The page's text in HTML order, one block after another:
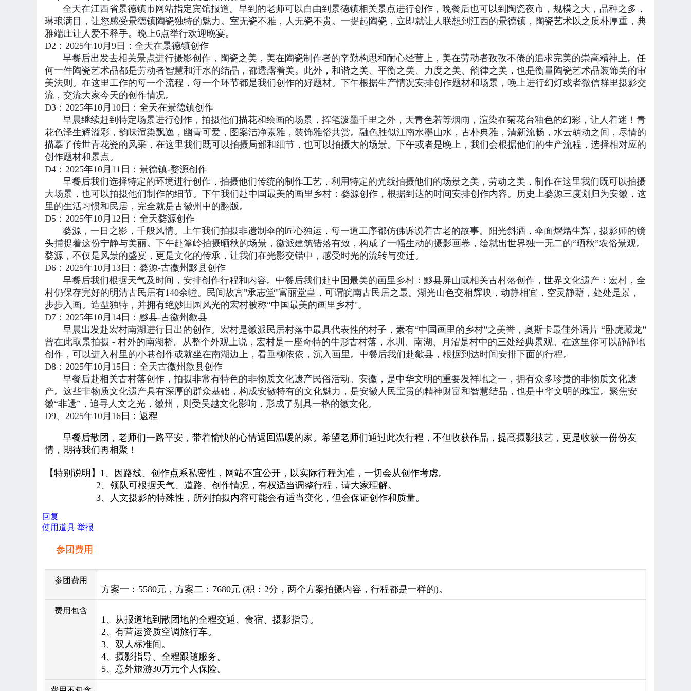
全天在江西省景德镇市网站指定宾馆报道。早到的老师可以自由到景德镇相关景点进行创作，晚餐后也可以到陶瓷夜市，规模之大，品种之多，
琳琅满目，让您感受景德镇陶瓷独特的魅力。室无瓷不雅，人无瓷不贵。一提起陶瓷，立即就让人联想到江西的景德镇，陶瓷艺术以之质朴厚重，典
雅端庄让人爱不释手。晚上6点举行欢迎晚宴。
D2：2025年10月9日：全天在景德镇创作
早餐后出发去相关景点进行摄影创作，陶瓷之美，美在陶瓷制作者的辛勤构思和耐心经营上，美在劳动者孜孜不倦的追求完美的崇高精神上。任
何一件陶瓷艺术品都是劳动者智慧和汗水的结晶，都透露着美。此外，和谐之美、平衡之美、力度之美、韵律之美，也是衡量陶瓷艺术品装饰美的审
美法则。在这里工作的每一个流程，每一个环节都是我们创作的好题材。下午根据生产情况安排创作题材和场景，晚上进行幻灯或者微信群里摄影交
流，交流大家今天的创作情况。
D3：2025年10月10日：全天在景德镇创作
早晨继续赶到特定场景进行创作，拍摄他们描花和绘画的场景，挥笔泼墨千里之外，天青色若等烟雨，渲染在菊花台釉色的幻彩，让人着迷！青
花色泽生辉溢彩，韵味渲染飘逸，幽青可爱，图案洁净素雅，装饰雅俗共赏。融色胜似江南水墨山水，古朴典雅，清新流畅，水云萌动之间，尽情的
描摹了传世青花瓷的风采，在这里我们既可以拍摄局部和细节，也可以拍摄大的场景。下午或者是晚上，我们会根据他们的生产流程，选择相对应的
创作题材和景点。
D4：2025年10月11日：景德镇-婺源创作
早餐后我们选择特定的环境进行创作，拍摄他们传统的制作工艺，利用特定的光线拍摄他们的场景之美，劳动之美，制作在这里我们既可以拍摄
大场景，也可以拍摄他们制作的细节。下午我们赴中国最美的画里乡村：婺源创作，根据到达的时间安排创作内容。历史上婺源三度划归为安徽，这
里的生活习惯和民居，完全就是古徽州中的翻版。
D5：2025年10月12日：全天婺源创作
婺源，一日之影，千般风情。上午我们拍摄非遗制伞的匠心独运，每一道工序都仿佛诉说着古老的故事。阳光斜洒，伞面熠熠生辉，摄影师的镜
头捕捉着这份宁静与美丽。下午赴篁岭拍摄晒秋的场景，徽派建筑错落有致，构成了一幅生动的摄影画卷，绘就出世界独一无二的“晒秋”农俗景观。
婺源，不仅是风景的盛宴，更是文化的传承，让我们在光影交错中，感受时光的流转与变迁。
D6：2025年10月13日：婺源-古徽州黟县创作
早餐后我们根据天气及时间，安排创作行程和内容。中餐后我们赴中国最美的画里乡村：黟县屏山或相关古村落创作，世界文化遗产：宏村，全
村仍保存完好的明清古民居有140余幢。民间故宫"承志堂"富丽堂皇，可谓皖南古民居之最。湖光山色交相辉映，动静相宜，空灵静藉，处处是景，
步步入画。造型独特，并拥有绝妙田园风光的宏村被称“中国最美的画里乡村"。
D7：2025年10月14日：黟县-古徽州歙县
早晨出发赴宏村南湖进行日出的创作。宏村是徽派民居村落中最具代表性的村子，素有“中国画里的乡村”之美誉，奥斯卡最佳外语片 “卧虎藏龙”
曾在此取景拍摄 - 村外的南湖桥。从整个外观上说，宏村是一座奇特的牛形古村落，水圳、南湖、月沼是村中的三处经典景观。在这里你可以静静地
创作，可以进入村里的小巷创作或就坐在南湖边上，看垂柳依依，沉入画里。中餐后我们赴歙县，根据到达时间安排下面的行程。
D8：2025年10月15日：全天古徽州歙县创作
早餐后赴相关古村落创作，拍摄非常有特色的非物质文化遗产民俗活动。安徽，是中华文明的重要发祥地之一，拥有众多珍贵的非物质文化遗
产。这些非物质文化遗产具有深厚的群众基础，构成安徽特有的文化魅力，是安徽人民宝贵的精神财富和智慧结晶，也是中华文明的瑰宝。聚焦安
徽“非遗”，追寻人文之光，徽州，则受吴越文化影响，形成了别具一格的徽文化。
D9、2025年10月16 日 ：返程
早餐后散团，老师们一路平安，带着愉快的心情返回温暖的家。希望老师们通过此次行程，不但收获作品，提高摄影技艺，更是收获一份份友
情，期待我们再相聚 ！
【特别说明】1、 因路线、创作点系私密性，网站不宜公开，以实际行程为准， 一切会从创作考虑。
2、 领队可根据天气、道路、创作情况，有权适当调整行程，请大家理解。
3、 人文摄影的特殊性， 所列 拍摄内容可能会有适当变化 ，但会保证创作和 质量。
回复
使用道具 举报
参团费用
参团费用
方案一：5580元 ，方案二：7680元 (积：2分，两个方案拍摄内容，行程都是一样的)。
费用包含
1、 从报道地到散团地的全程交通、食宿、摄影指导。
2、 有营运资质空调旅行车。
3、双人标准间。
4、摄影指导、全程跟随服务。
5、意外旅游30万元个人保险。